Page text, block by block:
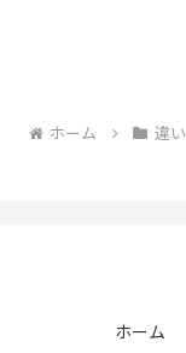
ホーム 違い
ホーム